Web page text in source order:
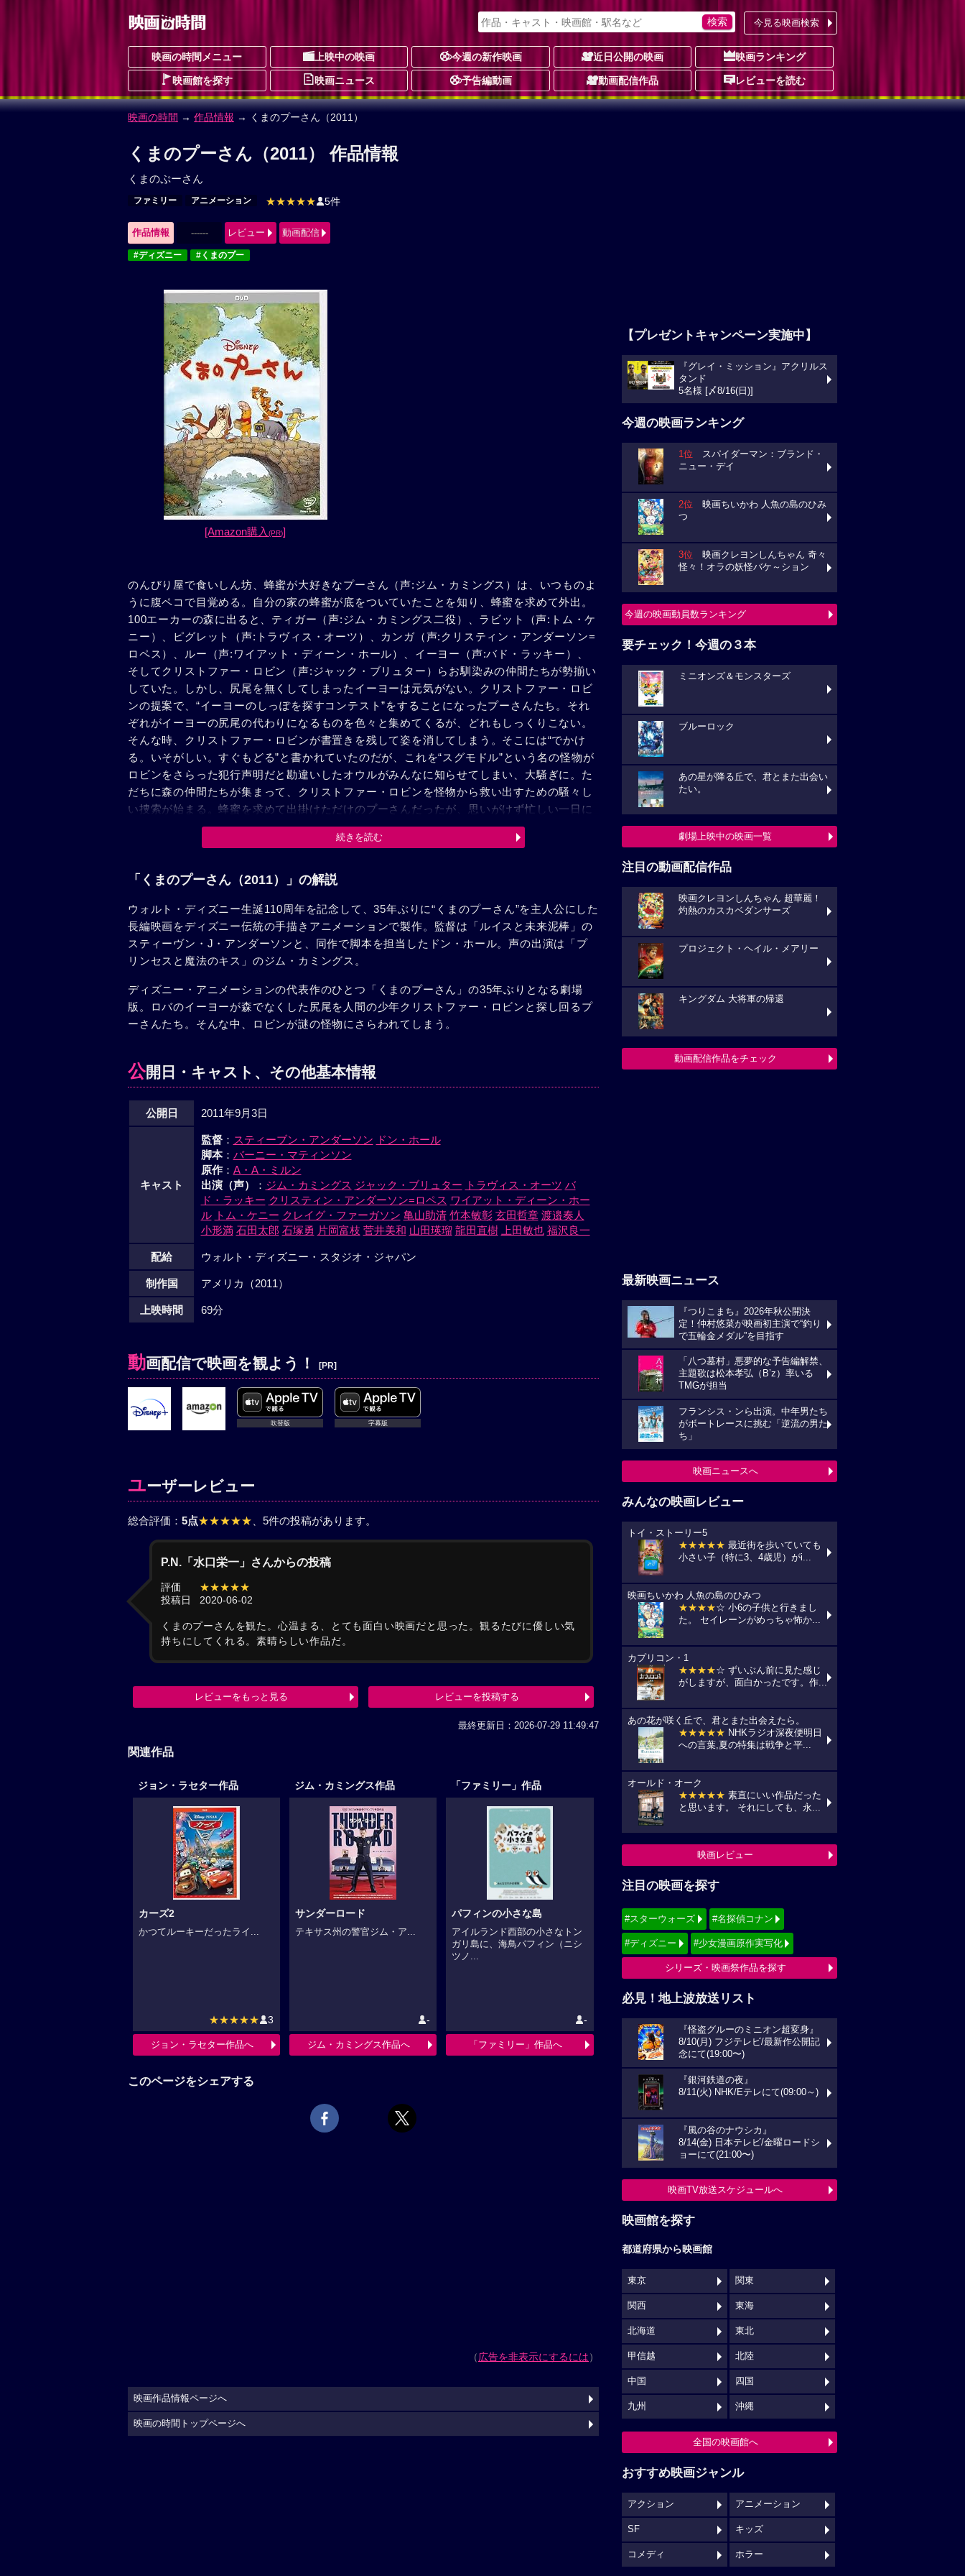
今見る映画検索
映画の時間メニュー 上映中の映画 今週の新作映画 近日公開の映画 映画ランキング
映画館を探す 映画ニュース 予告編動画 動画配信作品 レビューを読む
映画の時間 → 作品情報 → くまのプーさん（2011）
くまのプーさん（2011） 作品情報
くまのぷーさん
ファミリー アニメーション ★★★★★ 5件
作品情報 ------ レビュー 動画配信
#ディズニー #くまのプー
[Amazon購入(PR)]
のんびり屋で食いしん坊、蜂蜜が大好きなプーさん（声:ジム・カミングス）は、いつものよ
うに腹ペコで目覚める。自分の家の蜂蜜が底をついていたことを知り、蜂蜜を求めて外出。
100エーカーの森に出ると、ティガー（声:ジム・カミングス二役）、ラビット（声:トム・ケ
ニー）、ピグレット（声:トラヴィス・オーツ）、カンガ（声:クリスティン・アンダーソン=
ロペス）、ルー（声:ワイアット・ディーン・ホール）、イーヨー（声:バド・ラッキー）、
そしてクリストファー・ロビン（声:ジャック・ブリュター）らお馴染みの仲間たちが勢揃い
していた。しかし、尻尾を無くしてしまったイーヨーは元気がない。クリストファー・ロビ
ンの提案で、“イーヨーのしっぽを探すコンテスト”をすることになったプーさんたち。それ
ぞれがイーヨーの尻尾の代わりになるものを色々と集めてくるが、どれもしっくりこない。
そんな時、クリストファー・ロビンが書置きを残して姿を消してしまう。そこには“でかけ
る。いそがしい。すぐもどる”と書かれていたのだが、これを“スグモドル”という名の怪物が
ロビンをさらった犯行声明だと勘違いしたオウルがみんなに知らせてしまい、大騒ぎに。た
だちに森の仲間たちが集まって、クリストファー・ロビンを怪物から救い出すための騒々し
い捜索が始まる。蜂蜜を求めて出掛けただけのプーさんだったが、思いがけず忙しい一日に
なってしまう……。
続きを読む
「くまのプーさん（2011）」の解説
ウォルト・ディズニー生誕110周年を記念して、35年ぶりに“くまのプーさん”を主人公にした
長編映画をディズニー伝統の手描きアニメーションで製作。監督は「ルイスと未来泥棒」の
スティーヴン・J・アンダーソンと、同作で脚本を担当したドン・ホール。声の出演は「プ
リンセスと魔法のキス」のジム・カミングス。
ディズニー・アニメーションの代表作のひとつ「くまのプーさん」の35年ぶりとなる劇場
版。ロバのイーヨーが森でなくした尻尾を人間の少年クリストファー・ロビンと探し回るプ
ーさんたち。そんな中、ロビンが謎の怪物にさらわれてしまう。
公開日・キャスト、その他基本情報
公開日 2011年9月3日
キャスト
監督： スティーブン・アンダーソン ドン・ホール
脚本： バーニー・マティンソン
原作： A・A・ミルン
出演（声）
： ジム・カミングス ジャック・ブリュター トラヴィス・オーツ バ
ド・ラッキー クリスティン・アンダーソン=ロペス ワイアット・ディーン・ホー
ル トム・ケニー クレイグ・ファーガソン 亀山助清 竹本敏彰 玄田哲章 渡邉奏人
小形満 石田太郎 石塚勇 片岡富枝 菅井美和 山田瑛瑠 龍田直樹 上田敏也 福沢良一
配給 ウォルト・ディズニー・スタジオ・ジャパン
制作国 アメリカ（2011）
上映時間 69分
動画配信で映画を観よう！ [PR]
吹替版 字幕版
ユーザーレビュー
総合評価： 5点★★★★★ 、5件の投稿があります。
P.N.「水口栄一」さんからの投稿
評価
★★★★★
投稿日
2020-06-02
くまのプーさんを観た。心温まる、とても面白い映画だと思った。観るたびに優しい気
持ちにしてくれる。素晴らしい作品だ。
レビューをもっと見る レビューを投稿する
最終更新日：2026-07-29 11:49:47
関連作品
ジョン・ラセター作品
カーズ2
かつてルーキーだったライ...
★★★★★ 3
ジョン・ラセター作品へ
ジム・カミングス作品
サンダーロード
テキサス州の警官ジム・ア...
-
ジム・カミングス作品へ
「ファミリー」作品
パフィンの小さな島
アイルランド西部の小さなトン
ガリ島に、海鳥パフィン（ニシ
ツノ...
-
「ファミリー」作品へ
このページをシェアする
（広告を非表示にするには）
【プレゼントキャンペーン実施中】
『グレイ・ミッション』アクリルス
タンド
5名様 [〆8/16(日)]
今週の映画ランキング
1位 スパイダーマン：ブランド・
ニュー・デイ
2位 映画ちいかわ 人魚の島のひみ
つ
3位 映画クレヨンしんちゃん 奇々
怪々！オラの妖怪バケ～ション
今週の映画動員数ランキング
要チェック！今週の３本
ミニオンズ＆モンスターズ
ブルーロック
あの星が降る丘で、君とまた出会い
たい。
劇場上映中の映画一覧
注目の動画配信作品
映画クレヨンしんちゃん 超華麗！
灼熱のカスカベダンサーズ
プロジェクト・ヘイル・メアリー
キングダム 大将軍の帰還
動画配信作品をチェック
最新映画ニュース
『つりこまち』2026年秋公開決
定！仲村悠菜が映画初主演で“釣り
で五輪金メダル”を目指す
「八つ墓村」悪夢的な予告編解禁、
主題歌は松本孝弘（B’z）率いる
TMGが担当
フランシス・ンら出演。中年男たち
がボートレースに挑む「逆流の男た
ち」
映画ニュースへ
みんなの映画レビュー
トイ・ストーリー5
★★★★★ 最近街を歩いていても
小さい子（特に3、4歳児）がi...
映画ちいかわ 人魚の島のひみつ
★★★★☆ 小6の子供と行きまし
た。 セイレーンがめっちゃ怖か...
カプリコン・1
★★★★☆ ずいぶん前に見た感じ
がしますが、面白かったです。作...
あの花が咲く丘で、君とまた出会えたら。
★★★★★ NHKラジオ深夜便明日
への言葉,夏の特集は戦争と平...
オールド・オーク
★★★★★ 素直にいい作品だった
と思います。 それにしても、永...
映画レビュー
注目の映画を探す
#スターウォーズ #名探偵コナン
#ディズニー #少女漫画原作実写化
シリーズ・映画祭作品を探す
必見！地上波放送リスト
『怪盗グルーのミニオン超変身』
8/10(月) フジテレビ/最新作公開記
念にて(19:00〜)
『銀河鉄道の夜』
8/11(火) NHK/Eテレにて(09:00～)
『風の谷のナウシカ』
8/14(金) 日本テレビ/金曜ロードシ
ョーにて(21:00〜)
映画TV放送スケジュールへ
映画館を探す
都道府県から映画館
東京 関東
関西 東海
北海道 東北
甲信越 北陸
中国 四国
九州 沖縄
全国の映画館へ
おすすめ映画ジャンル
アクション アニメーション
SF キッズ
コメディ ホラー
映画作品情報ページへ
映画の時間トップページへ